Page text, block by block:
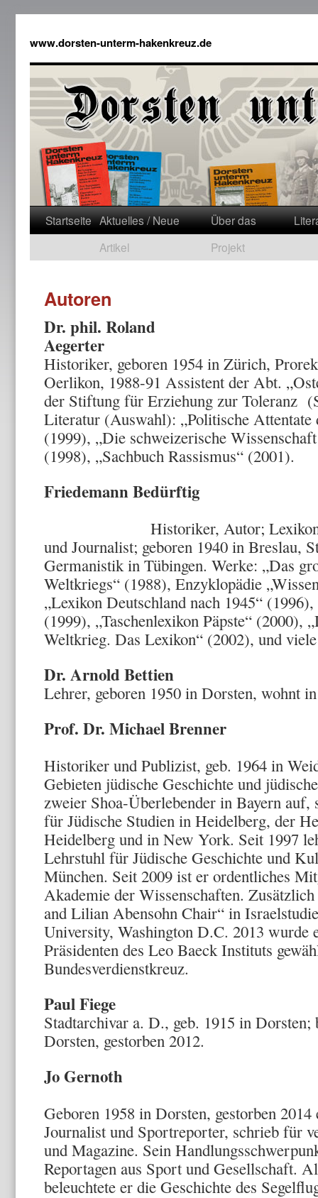
www.dorsten-unterm-hakenkreuz.de
Startseite Aktuelles / Neue
Artikel
Über das
Projekt
Autoren
Dr. phil. Roland
Aegerter
Historiker, geboren 1954 in Zürich,
Oerlikon, 1988-91 Assistent der Abt.
der Stiftung für Erziehung zur Toleranz
Literatur (Auswahl): „Politische Attentate
(1999), „Die schweizerische
(1998), „Sachbuch Rassismus“ (2001).
Friedemann Bedürftig
Historiker, Autor;
und Journalist; geboren 1940 in Breslau,
Germanistik in Tübingen. Werke: „Das
Weltkriegs“ (1988), Enzyklopädie
„Lexikon Deutschland nach 1945“
(1999), „Taschenlexikon Päpste“ (2000),
Weltkrieg. Das Lexikon“ (2002), und
Dr. Arnold Bettien
Lehrer, geboren 1950 in Dorsten, wohnt
Prof. Dr. Michael Brenner
Historiker und Publizist, geb. 1964 in
Gebieten jüdische Geschichte und
zweier Shoa-Überlebender in Bayern auf,
für Jüdische Studien in Heidelberg, der
Heidelberg und in New York. Seit 1997
Lehrstuhl für Jüdische Geschichte und
München. Seit 2009 ist er ordentliches
Akademie der Wissenschaften.
and Lilian Abensohn Chair“ in
University, Washington D.C. 2013 wurde
Präsidenten des Leo Baeck Instituts
Bundesverdienstkreuz.
Paul Fiege
Stadtarchivar a. D., geb. 1915 in
Dorsten, gestorben 2012.
Jo Gernoth
Geboren 1958 in Dorsten, gestorben
Journalist und Sportreporter, schrieb für
und Magazine. Sein
Reportagen aus Sport und Gesellschaft.
beleuchtete er die Geschichte des